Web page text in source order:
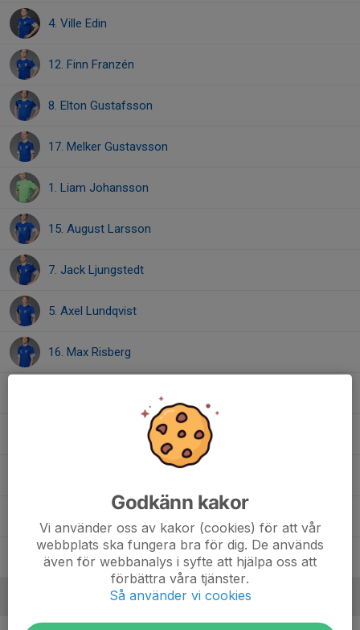
4. Ville Edin
12. Finn Franzén
8. Elton Gustafsson
17. Melker Gustavsson
1. Liam Johansson
15. August Larsson
7. Jack Ljungstedt
5. Axel Lundqvist
16. Max Risberg
3. Vincent Sundkvist
11. Elias Wedin
Godkänn kakor
Vi använder oss av kakor (cookies) för att vår
webbplats ska fungera bra för dig. De används
även för webbanalys i syfte att hjälpa oss att
förbättra våra tjänster.
Så använder vi cookies